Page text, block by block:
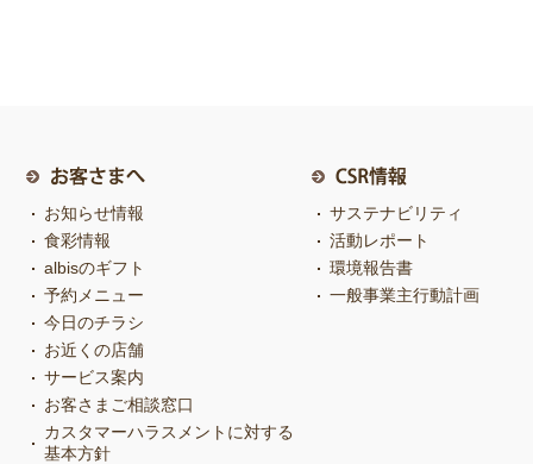
お知らせ情報
食彩情報
albisのギフト
予約メニュー
今日のチラシ
お近くの店舗
サービス案内
お客さまご相談窓口
カスタマーハラスメントに対する
基本方針
サステナビリティ
活動レポート
環境報告書
一般事業主行動計画